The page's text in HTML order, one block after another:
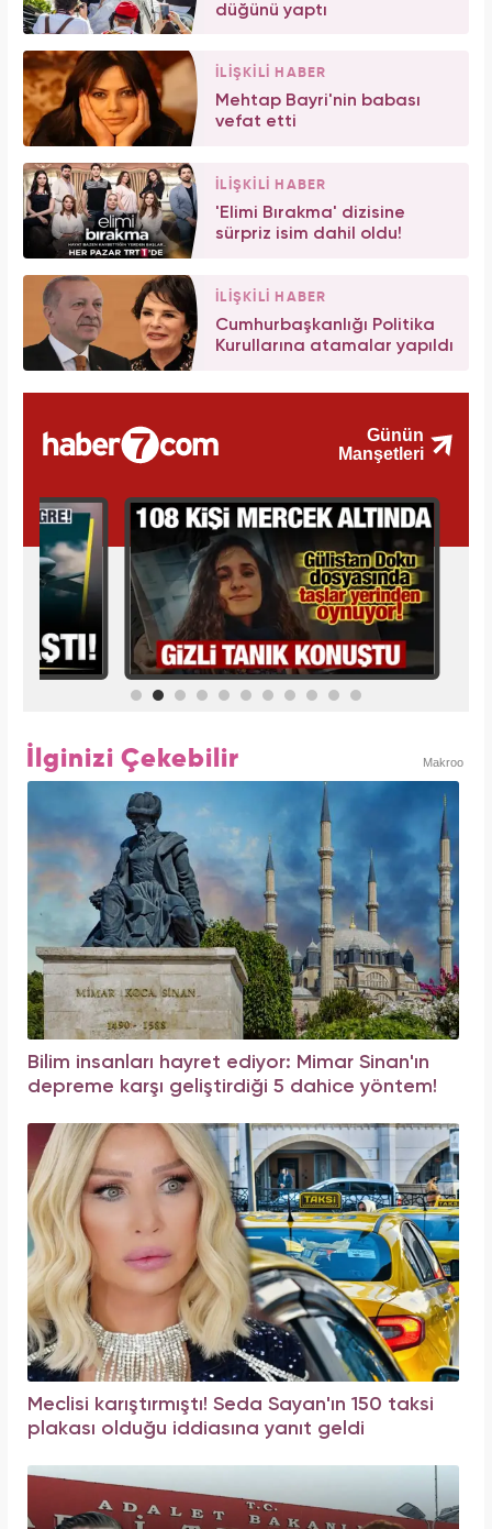
düğünü yaptı
İLİŞKİLİ HABER
Mehtap Bayri'nin babası
vefat etti
İLİŞKİLİ HABER
'Elimi Bırakma' dizisine
sürpriz isim dahil oldu!
İLİŞKİLİ HABER
Cumhurbaşkanlığı Politika
Kurullarına atamalar yapıldı
İlginizi Çekebilir Makroo
Bilim insanları hayret ediyor: Mimar Sinan'ın
depreme karşı geliştirdiği 5 dahice yöntem!
Meclisi karıştırmıştı! Seda Sayan'ın 150 taksi
plakası olduğu iddiasına yanıt geldi